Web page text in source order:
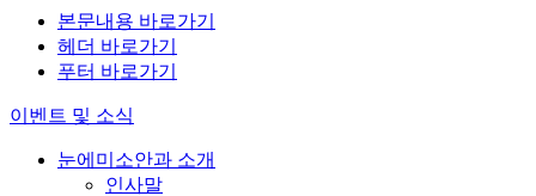
본문내용 바로가기
헤더 바로가기
푸터 바로가기
이벤트 및 소식
눈에미소안과 소개
인사말